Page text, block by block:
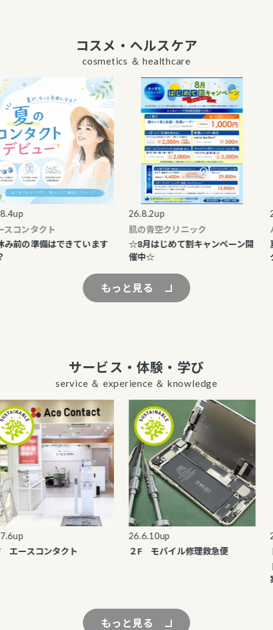
コスメ・ヘルスケア
cosmetics ＆ healthcare
ンタクト
の準備はできています
26.8.2up
肌の青空クリニック
☆8月はじめて割キャンペーン開
催中☆
グ
もっと見る
サービス・体験・学び
service ＆ experience ＆ knowledge
ースコンタクト
26.6.10up
２F モバイル修理救急便
もっと見る